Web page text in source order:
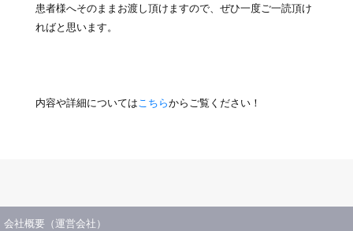
患者様へそのままお渡し頂けますので、ぜひ一度ご一読頂け
ればと思います。
内容や詳細についてはこちらからご覧ください！
会社概要（運営会社）